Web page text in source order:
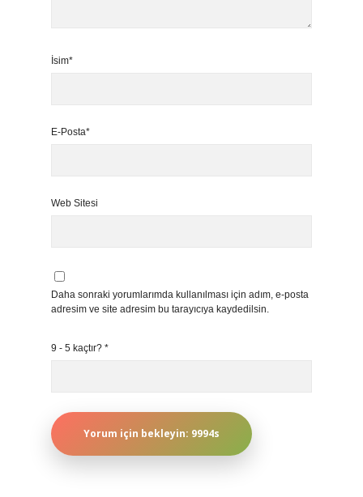
İsim*
E-Posta*
Web Sitesi
Daha sonraki yorumlarımda kullanılması için adım, e-posta
adresim ve site adresim bu tarayıcıya kaydedilsin.
9 - 5 kaçtır? *